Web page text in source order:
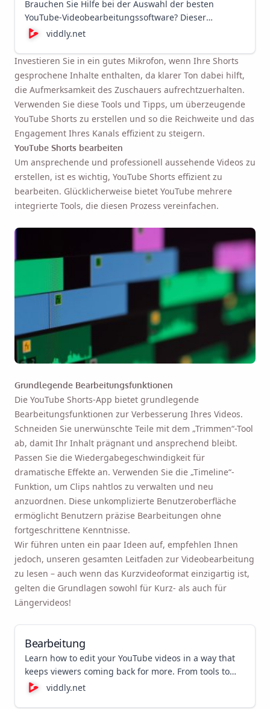
Brauchen Sie Hilfe bei der Auswahl der besten
YouTube-Videobearbeitungssoftware? Dieser
Leitfaden führt Sie durch verschiedene Videoeditoren
Videobearbeitungsanforderungen auszuwählen!
viddly.net
Investieren Sie in ein gutes Mikrofon, wenn Ihre Shorts
gesprochene Inhalte enthalten, da klarer Ton dabei hilft,
die Aufmerksamkeit des Zuschauers aufrechtzuerhalten.
Verwenden Sie diese Tools und Tipps, um überzeugende
YouTube Shorts zu erstellen und so die Reichweite und das
Engagement Ihres Kanals effizient zu steigern.
YouTube Shorts bearbeiten
Um ansprechende und professionell aussehende Videos zu
erstellen, ist es wichtig, YouTube Shorts effizient zu
bearbeiten. Glücklicherweise bietet YouTube mehrere
integrierte Tools, die diesen Prozess vereinfachen.
Grundlegende Bearbeitungsfunktionen
Die YouTube Shorts-App bietet grundlegende
Bearbeitungsfunktionen zur Verbesserung Ihres Videos.
Schneiden Sie unerwünschte Teile mit dem „Trimmen“-Tool
ab, damit Ihr Inhalt prägnant und ansprechend bleibt.
Passen Sie die Wiedergabegeschwindigkeit für
dramatische Effekte an. Verwenden Sie die „Timeline“-
Funktion, um Clips nahtlos zu verwalten und neu
anzuordnen. Diese unkomplizierte Benutzeroberfläche
ermöglicht Benutzern präzise Bearbeitungen ohne
fortgeschrittene Kenntnisse.
Wir führen unten ein paar Ideen auf, empfehlen Ihnen
jedoch, unseren gesamten Leitfaden zur Videobearbeitung
zu lesen – auch wenn das Kurzvideoformat einzigartig ist,
gelten die Grundlagen sowohl für Kurz- als auch für
Längervideos!
Bearbeitung
Learn how to edit your YouTube videos in a way that
keeps viewers coming back for more. From tools to
best tips and tricks, we cover it all here!
viddly.net